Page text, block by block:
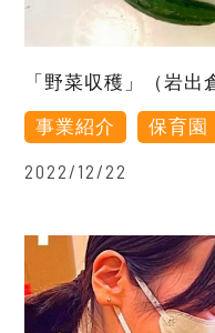
「野菜収穫」（岩出
事業紹介 保育園
2022/12/22